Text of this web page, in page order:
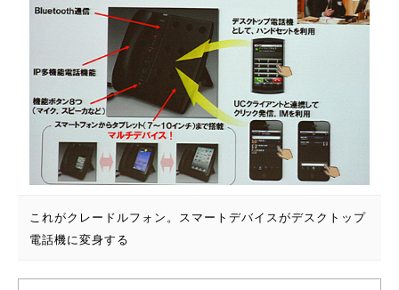
これがクレードルフォン。スマートデバイスがデスクトップ
電話機に変身する